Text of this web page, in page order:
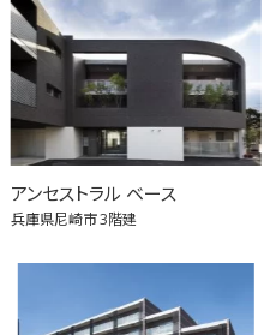
アンセストラル ベース
兵庫県尼崎市3階建